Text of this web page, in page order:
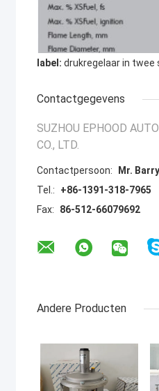
label: drukregelaar in twee
Contactgegevens
SUZHOU EPHOOD
CO., LTD.
Contactpersoon:
Mr.
Tel.:
+86-1391-318-7965
Fax:
86-512-66079692
Andere Producten